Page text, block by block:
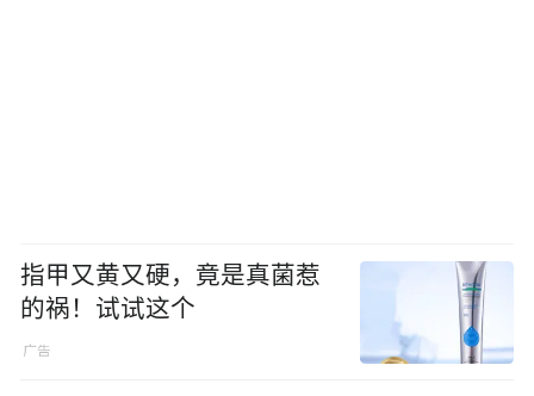
指甲又黄又硬，竟是真菌惹
的祸！试试这个